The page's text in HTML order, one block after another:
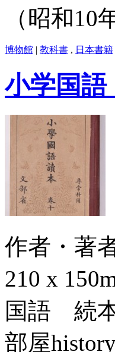
（昭和
博物館 | 教科書 , 日本書籍
小学国
作者・著
210 x
国語 続
部屋